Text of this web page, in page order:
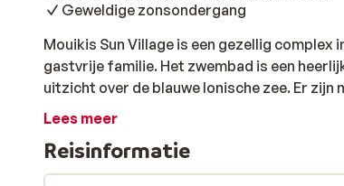
Geweldige zonsondergang
Mouikis Sun Village is een gezellig
gastvrije familie. Het zwembad is een
uitzicht over de blauwe Ionische zee. Er zijn
en netjes ingericht met een balkon of patio.
het zwembad serveert je favoriete
Huur een auto, want dankzij de ligging op
Lees meer
Reisinformatie